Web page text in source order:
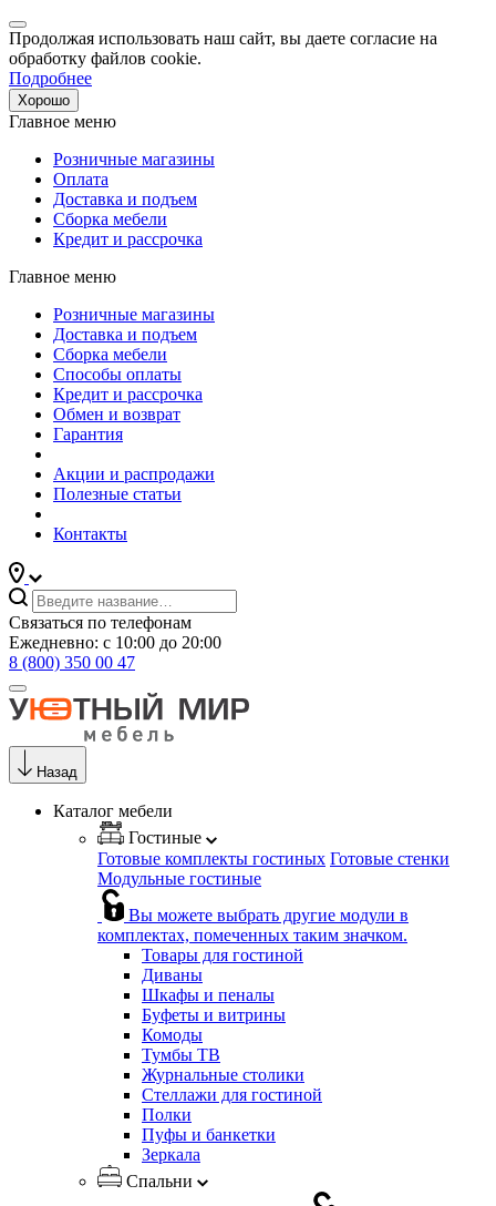
Продолжая использовать наш сайт, вы даете согласие на
обработку файлов cookie.
Подробнее
Хорошо
Главное меню
Розничные магазины
Оплата
Доставка и подъем
Сборка мебели
Кредит и рассрочка
Главное меню
Розничные магазины
Доставка и подъем
Сборка мебели
Способы оплаты
Кредит и рассрочка
Обмен и возврат
Гарантия
Акции и распродажи
Полезные статьи
Контакты
Связаться по телефонам
Ежедневно: с 10:00 до 20:00
8 (800) 350 00 47
Назад
Каталог мебели
Гостиные
Готовые комплекты гостиных Готовые стенки
Модульные гостиные
Вы можете выбрать другие модули в
комплектах, помеченных таким значком.
Товары для гостиной
Диваны
Шкафы и пеналы
Буфеты и витрины
Комоды
Тумбы ТВ
Журнальные столики
Стеллажи для гостиной
Полки
Пуфы и банкетки
Зеркала
Спальни